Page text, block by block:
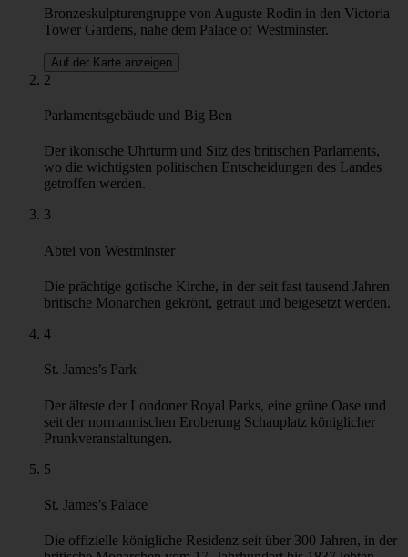
Bronzeskulpturengruppe von Auguste Rodin in den Victoria
Tower Gardens, nahe dem Palace of Westminster.
Auf der Karte anzeigen
2
Parlamentsgebäude und Big Ben
Der ikonische Uhrturm und Sitz des britischen Parlaments,
wo die wichtigsten politischen Entscheidungen des Landes
getroffen werden.
3
Abtei von Westminster
Die prächtige gotische Kirche, in der seit fast tausend Jahren
britische Monarchen gekrönt, getraut und beigesetzt werden.
4
St. James’s Park
Der älteste der Londoner Royal Parks, eine grüne Oase und
seit der normannischen Eroberung Schauplatz königlicher
Prunkveranstaltungen.
5
St. James’s Palace
Die offizielle königliche Residenz seit über 300 Jahren, in der